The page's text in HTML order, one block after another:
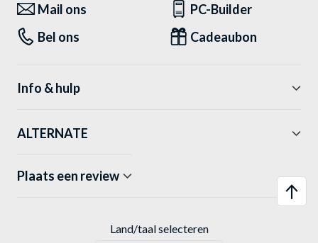
Mail ons
PC-Builder
Bel ons
Cadeaubon
Info & hulp
ALTERNATE
Plaats een review
Land/taal selecteren